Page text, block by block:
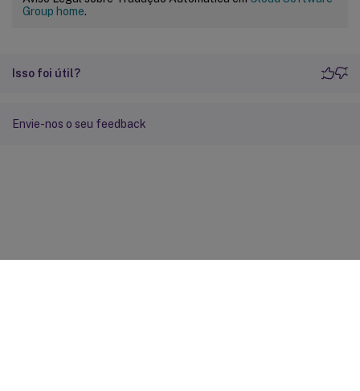
Group home.
Isso foi útil?
Envie-nos o seu feedback